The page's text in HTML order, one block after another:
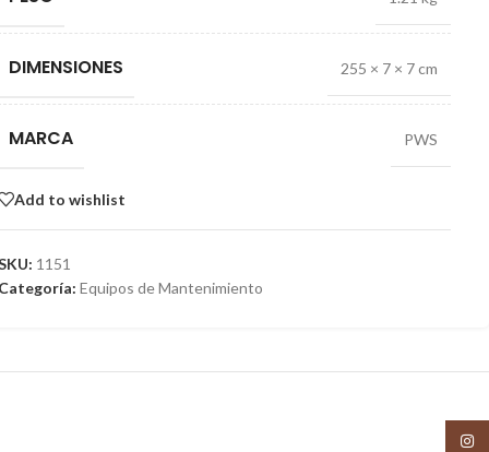
DIMENSIONES 255 × 7 × 7 cm
MARCA PWS
Add to wishlist
1151
Categoría: Equipos de Mantenimiento